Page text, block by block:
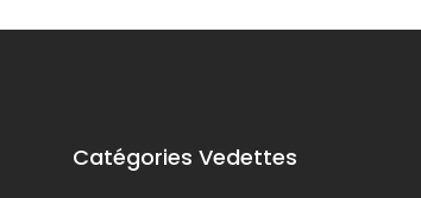
Catégories Vedettes